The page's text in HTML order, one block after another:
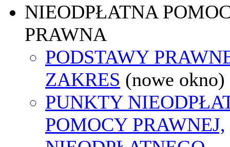
NIEODPŁATNA
PRAWNA
PODSTAWY
ZAKRES (nowe okno)
PUNKTY
POMOCY PRAWNEJ,